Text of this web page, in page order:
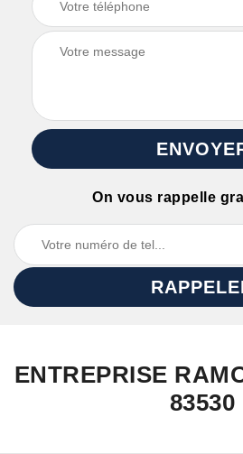
On vous rappelle
ENTREPRISE
83530